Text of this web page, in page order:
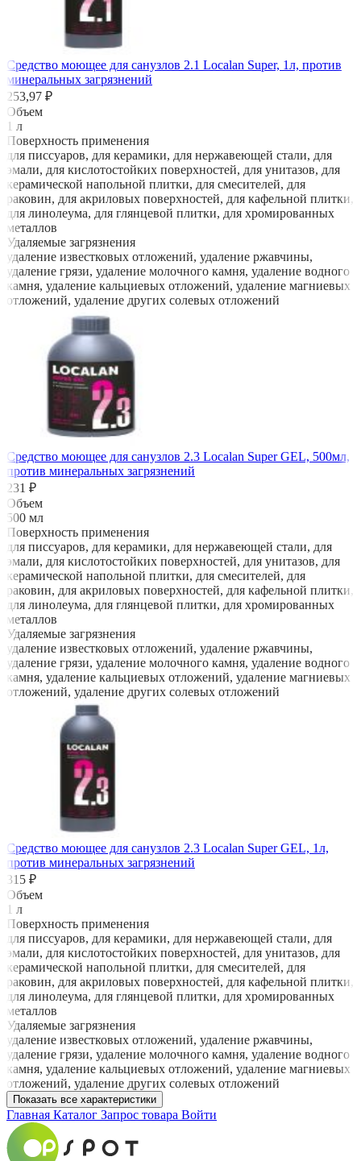
Средство моющее для санузлов 2.1 Localan Super, 1л, против
минеральных загрязнений
253,97 ₽
Объем
1 л
Поверхность применения
для писсуаров, для керамики, для нержавеющей стали, для
эмали, для кислотостойких поверхностей, для унитазов, для
керамической напольной плитки, для смесителей, для
раковин, для акриловых поверхностей, для кафельной плитки,
для линолеума, для глянцевой плитки, для хромированных
металлов
Удаляемые загрязнения
удаление известковых отложений, удаление ржавчины,
удаление грязи, удаление молочного камня, удаление водного
камня, удаление кальциевых отложений, удаление магниевых
отложений, удаление других солевых отложений
Средство моющее для санузлов 2.3 Localan Super GEL, 500мл,
против минеральных загрязнений
231 ₽
Объем
500 мл
Поверхность применения
для писсуаров, для керамики, для нержавеющей стали, для
эмали, для кислотостойких поверхностей, для унитазов, для
керамической напольной плитки, для смесителей, для
раковин, для акриловых поверхностей, для кафельной плитки,
для линолеума, для глянцевой плитки, для хромированных
металлов
Удаляемые загрязнения
удаление известковых отложений, удаление ржавчины,
удаление грязи, удаление молочного камня, удаление водного
камня, удаление кальциевых отложений, удаление магниевых
отложений, удаление других солевых отложений
Средство моющее для санузлов 2.3 Localan Super GEL, 1л,
против минеральных загрязнений
315 ₽
Объем
1 л
Поверхность применения
для писсуаров, для керамики, для нержавеющей стали, для
эмали, для кислотостойких поверхностей, для унитазов, для
керамической напольной плитки, для смесителей, для
раковин, для акриловых поверхностей, для кафельной плитки,
для линолеума, для глянцевой плитки, для хромированных
металлов
Удаляемые загрязнения
удаление известковых отложений, удаление ржавчины,
удаление грязи, удаление молочного камня, удаление водного
камня, удаление кальциевых отложений, удаление магниевых
отложений, удаление других солевых отложений
Показать все характеристики
Главная Каталог Запрос товара Войти